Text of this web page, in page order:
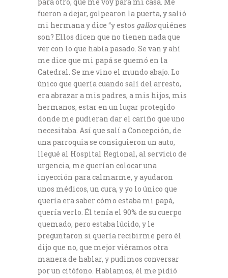
fueron a dejar, golpearon la puerta, y salió
mi hermana y dice “y estos gallosquiénes
son? Ellos dicen que no tienen nada que
ver con lo que había pasado. Se van y ahí
me dice que mi papá se quemó en la
Catedral. Se me vino el mundo abajo. Lo
único que quería cuando salí del arresto,
era abrazar a mis padres, a mis hijos, mis
hermanos, estar en un lugar protegido
donde me pudieran dar el cariño que uno
necesitaba. Así que salí a Concepción, de
una parroquia se consiguieron un auto,
llegué al Hospital Regional, al servicio de
urgencia, me querían colocar una
inyección para calmarme, y ayudaron
unos médicos, un cura, y yo lo único que
quería era saber cómo estaba mi papá,
quería verlo. Él tenía el 90% de su cuerpo
quemado, pero estaba lúcido, y le
preguntaron si quería recibirme pero él
dijo que no, que mejor viéramos otra
manera de hablar, y pudimos conversar
por un citófono. Hablamos, él me pidió